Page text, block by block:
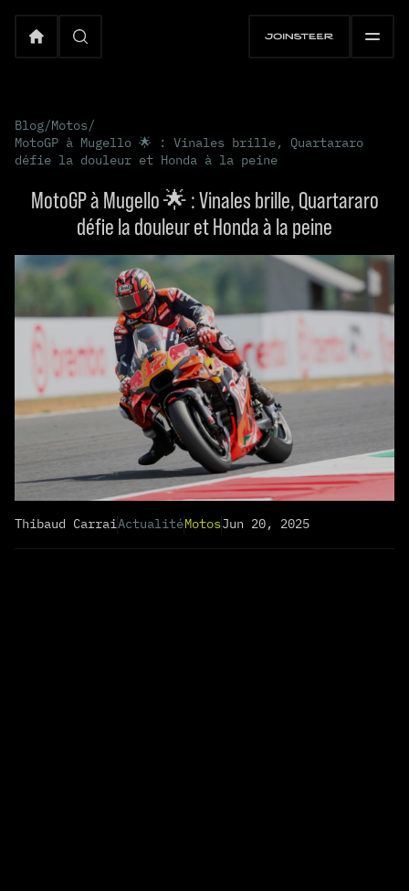
Blog/Motos/
MotoGP à Mugello 🌟 : Vinales brille, Quartararo
défie la douleur et Honda à la peine
MotoGP à Mugello 🌟 : Vinales brille, Quartararo
défie la douleur et Honda à la peine
Thibaud CarraiActualitéMotosJun 20, 2025